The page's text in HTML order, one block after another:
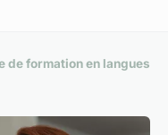
de formation en langues